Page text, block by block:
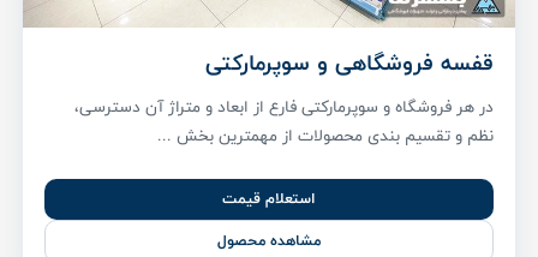
قفسه فروشگاهی و سوپرمارکتی
در هر فروشگاه و سوپرمارکتی فارع از ابعاد و متراژ آن دسترسی،
نظم و تقسیم بندی محصولات از مهمترین بخش ...
استعلام قیمت
مشاهده محصول